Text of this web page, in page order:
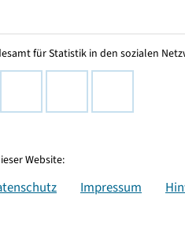
für Statistik in den sozialen
Website:
Impressum